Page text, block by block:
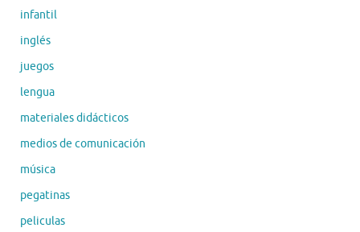
infantil
inglés
juegos
lengua
materiales didácticos
medios de comunicación
música
pegatinas
peliculas